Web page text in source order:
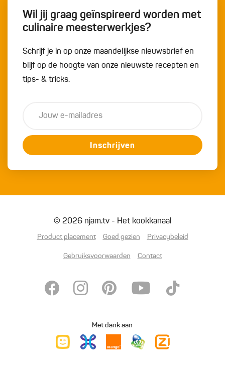
Wil jij graag geïnspireerd worden met
culinaire meesterwerkjes?
Schrijf je in op onze maandelijkse nieuwsbrief en
blijf op de hoogte van onze nieuwste recepten en
tips- & tricks.
Inschrijven
© 2026 njam.tv - Het kookkanaal
Product placement Goed gezien Privacybeleid
Gebruiksvoorwaarden Contact
Met dank aan